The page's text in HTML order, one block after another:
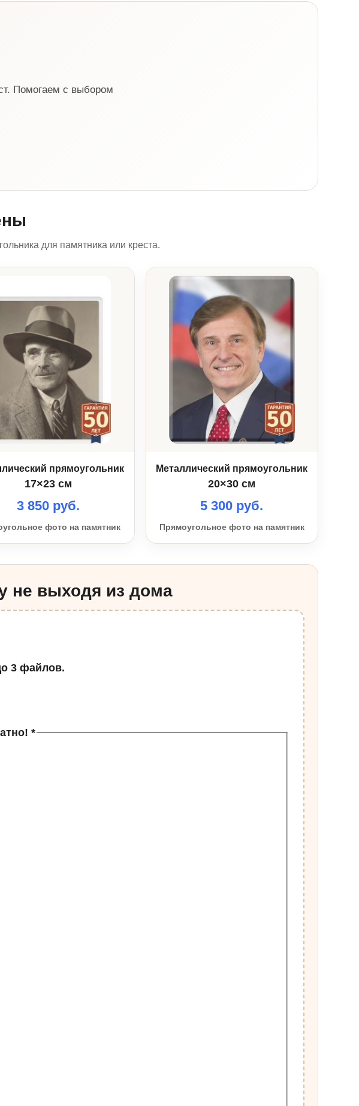
Помогаем с выбором
для памятника или креста.
прямоугольник
17×23 см
3 850 руб.
фото на памятник
Металлический прямоугольник
20×30 см
5 300 руб.
Прямоугольное фото на памятник
не выходя из дома
3 файлов.
*